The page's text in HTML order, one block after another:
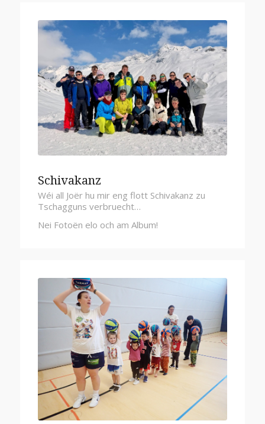
Schivakanz
Wéi all Joër hu mir eng flott Schivakanz zu
Tschagguns verbruecht…
Nei Fotoën elo och am Album!